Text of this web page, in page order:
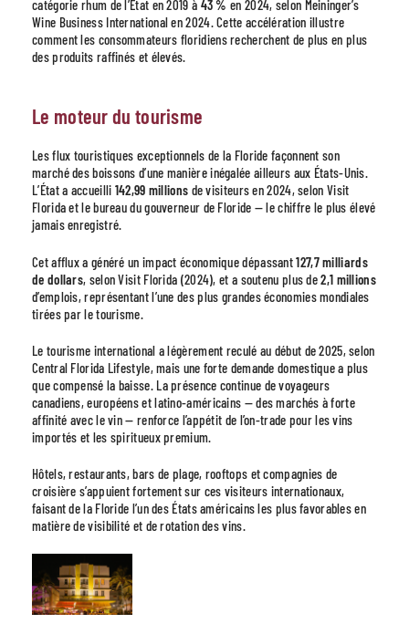
catégorie rhum de l’État en 2019 à 43 % en 2024, selon Meininger’s
Wine Business International en 2024. Cette accélération illustre
comment les consommateurs floridiens recherchent de plus en plus
des produits raffinés et élevés.
Le moteur du tourisme
Les flux touristiques exceptionnels de la Floride façonnent son
marché des boissons d’une manière inégalée ailleurs aux États-Unis.
L’État a accueilli 142,99 millions de visiteurs en 2024, selon Visit
Florida et le bureau du gouverneur de Floride — le chiffre le plus élevé
jamais enregistré.
Cet afflux a généré un impact économique dépassant127,7 milliards
de dollars, selon Visit Florida (2024), et a soutenu plus de2,1 millions
d’emplois, représentant l’une des plus grandes économies mondiales
tirées par le tourisme.
Le tourisme international a légèrement reculé au début de 2025, selon
Central Florida Lifestyle, mais une forte demande domestique a plus
que compensé la baisse. La présence continue de voyageurs
canadiens, européens et latino-américains — des marchés à forte
affinité avec le vin — renforce l’appétit de l’on-trade pour les vins
importés et les spiritueux premium.
Hôtels, restaurants, bars de plage, rooftops et compagnies de
croisière s’appuient fortement sur ces visiteurs internationaux,
faisant de la Floride l’un des États américains les plus favorables en
matière de visibilité et de rotation des vins.